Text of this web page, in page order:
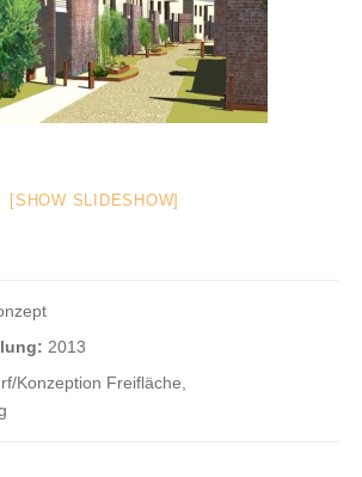
[SHOW SLIDESHOW]
2013
Konzeption Freifläche,